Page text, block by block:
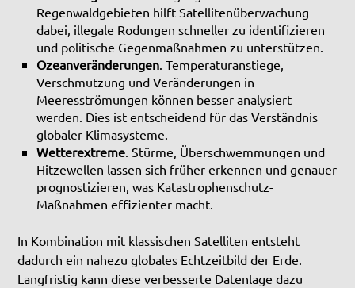
Regenwaldgebieten hilft Satellitenüberwachung
dabei, illegale Rodungen schneller zu identifizieren
und politische Gegenmaßnahmen zu unterstützen.
Ozeanveränderungen . Temperaturanstiege,
Verschmutzung und Veränderungen in
Meeresströmungen können besser analysiert
werden. Dies ist entscheidend für das Verständnis
globaler Klimasysteme.
Wetterextreme . Stürme, Überschwemmungen und
Hitzewellen lassen sich früher erkennen und genauer
prognostizieren, was Katastrophenschutz-
Maßnahmen effizienter macht.
In Kombination mit klassischen Satelliten entsteht
dadurch ein nahezu globales Echtzeitbild der Erde.
Langfristig kann diese verbesserte Datenlage dazu